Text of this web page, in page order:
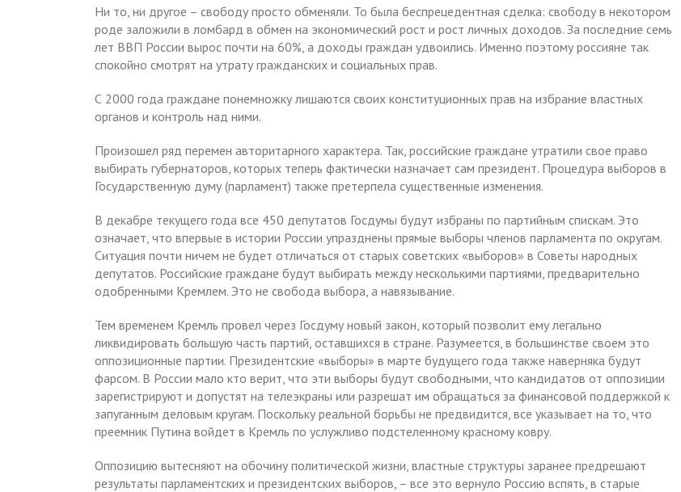
Ни то, ни другое – свободу просто обменяли. То была беспрецедентная сделка: свободу в некотором
роде заложили в ломбард в обмен на экономический рост и рост личных доходов. За последние семь
лет ВВП России вырос почти на 60%, а доходы граждан удвоились. Именно поэтому россияне так
спокойно смотрят на утрату гражданских и социальных прав.
С 2000 года граждане понемножку лишаются своих конституционных прав на избрание властных
органов и контроль над ними.
Произошел ряд перемен авторитарного характера. Так, российские граждане утратили свое право
выбирать губернаторов, которых теперь фактически назначает сам президент. Процедура выборов в
Государственную думу (парламент) также претерпела существенные изменения.
В декабре текущего года все 450 депутатов Госдумы будут избраны по партийным спискам. Это
означает, что впервые в истории России упразднены прямые выборы членов парламента по округам.
Ситуация почти ничем не будет отличаться от старых советских «выборов» в Советы народных
депутатов. Российские граждане будут выбирать между несколькими партиями, предварительно
одобренными Кремлем. Это не свобода выбора, а навязывание.
Тем временем Кремль провел через Госдуму новый закон, который позволит ему легально
ликвидировать большую часть партий, оставшихся в стране. Разумеется, в большинстве своем это
оппозиционные партии. Президентские «выборы» в марте будущего года также наверняка будут
фарсом. В России мало кто верит, что эти выборы будут свободными, что кандидатов от оппозиции
зарегистрируют и допустят на телеэкраны или разрешат им обращаться за финансовой поддержкой к
запуганным деловым кругам. Поскольку реальной борьбы не предвидится, все указывает на то, что
преемник Путина войдет в Кремль по услужливо подстеленному красному ковру.
Оппозицию вытесняют на обочину политической жизни, властные структуры заранее предрешают
результаты парламентских и президентских выборов, – все это вернуло Россию вспять, в старые